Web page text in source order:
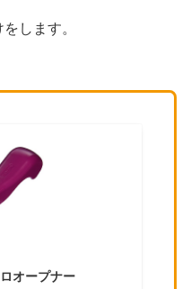
します。
オープナー